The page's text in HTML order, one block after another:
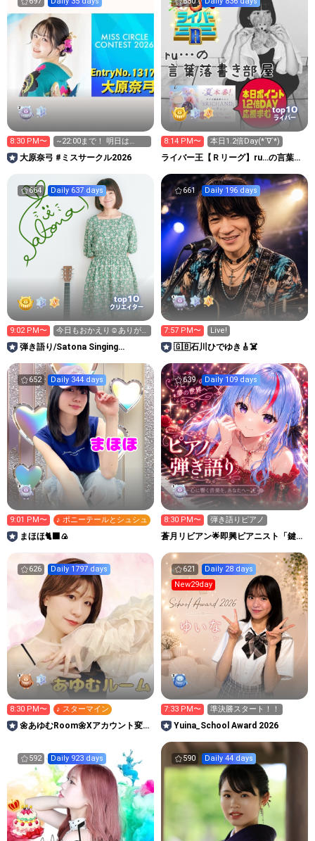
8:30 PM〜
~22:00まで！ 明日は
9:00~
大原奈弓 #ミスサークル2026
top10
ライバー
8:14 PM〜 本日1.2倍Day(*´∇`*)
ライバー王【Ｒリーグ】ru…の言葉落
664 Daily 637 days
top10
クリエイター
9:02 PM〜
今日もおかえり☺️ありが
とう♪
弾き語り/Satona Singing
661 Daily 196 days
7:57 PM〜 Live!
🇬🇧石川ひでゆき🎸☠️
652 Daily 344 days
9:01 PM〜 ♪ ポニーテールとシュシュ
まほほ🐈‍⬛🍙
639 Daily 109 days
8:30 PM〜 弾き語りピアノ
蒼月リビアン🌟即興ピアニスト「鍵盤
626 Daily 1797 days
8:30 PM〜 ♪ スターマイン
🌼あゆむRoom🌼Xアカウント変更
621
Daily 28 days
New29day
7:33 PM〜 準決勝スタート！！
Yuina_School Award 2026
592 Daily 923 days 590 Daily 44 days